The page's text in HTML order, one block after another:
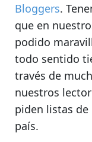
Bloggers.
que en
podido
todo sentido
través de
nuestros
piden listas de
país.